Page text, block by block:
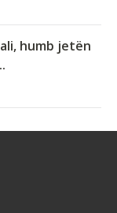
humb jetën